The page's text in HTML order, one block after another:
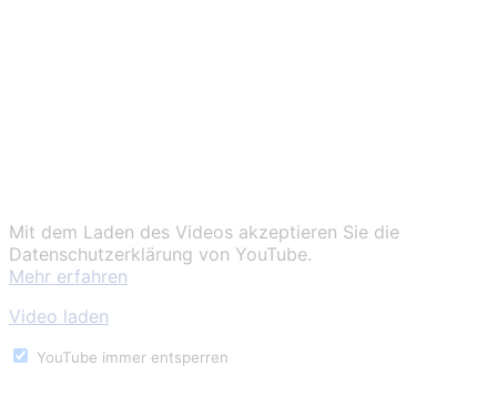
Mit dem Laden des Videos akzeptieren Sie die
Datenschutzerklärung von YouTube.
Mehr erfahren
Video laden
YouTube immer entsperren